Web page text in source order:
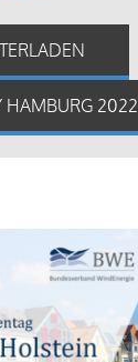
HAMBURG 2022